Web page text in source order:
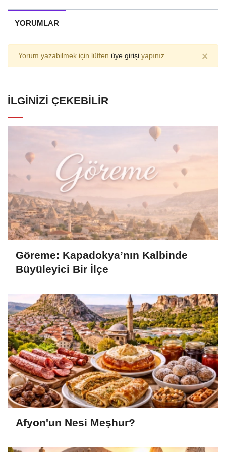
YORUMLAR
Yorum yazabilmek için lütfen üye girişi yapınız. ×
İLGINIZI ÇEKEBILIR
Göreme: Kapadokya’nın Kalbinde
Büyüleyici Bir İlçe
Afyon'un Nesi Meşhur?